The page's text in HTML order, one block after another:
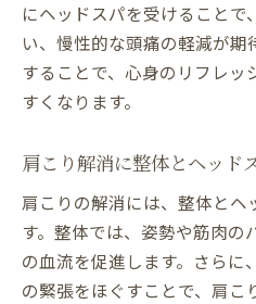
にヘッドスパを受けることで
い、慢性的な頭痛の軽減が期
することで、心身のリフレッ
すくなります。
肩こり解消に整体とヘッド
肩こりの解消には、整体と
す。整体では、姿勢や筋肉の
の血流を促進します。さらに
の緊張をほぐすことで、肩こ